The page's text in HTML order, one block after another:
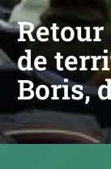
de
Boris,